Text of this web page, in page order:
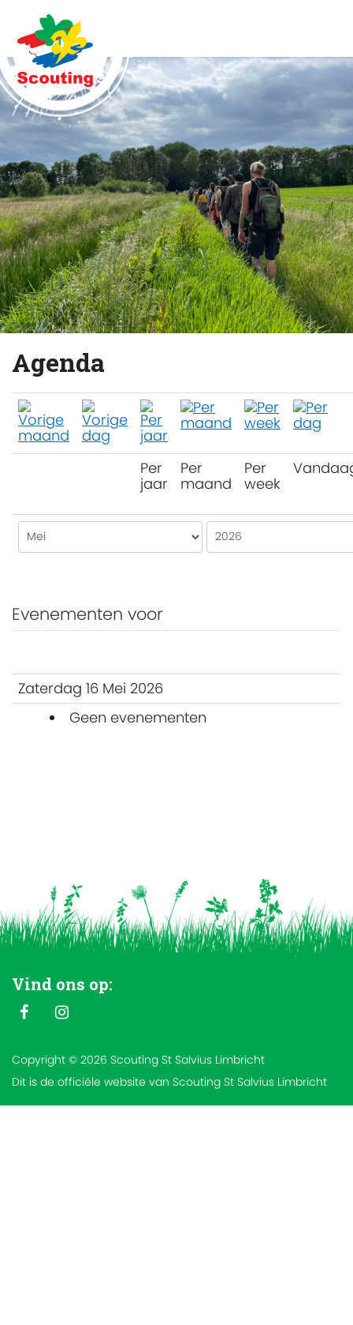
Agenda
Per
jaar
Per
maand
Per
week
Evenementen voor
Zaterdag 16 Mei 2026
Geen evenementen
Vind ons op:
Copyright © 2026 Scouting St Salvius Limbricht
Dit is de officiële website van Scouting St Salvius Limbricht